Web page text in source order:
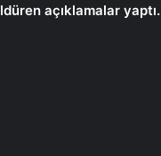
açıklamalar yaptı.